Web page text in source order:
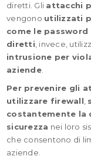
diretti. Gli attacchi
vengono utilizzati
come le
diretti , invece,
intrusione per
aziende.
Per prevenire gli
utilizzare firewall
costantemente la
sicurezza nei loro
che consentono di
aziende.